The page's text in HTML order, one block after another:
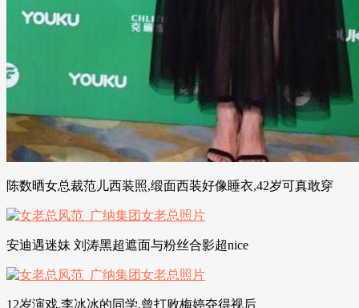
陈数晒女总裁范儿西装照,缎面西装好像睡衣,42岁可真敢穿
安迪遇迷妹 刘涛黑超遮面与粉丝合影超nice
12岁演戏,李冰冰的同学,曾打败梅婷夺得视后